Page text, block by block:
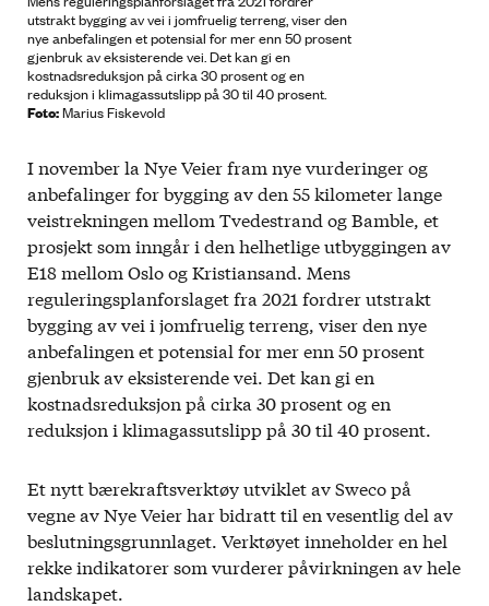
utstrakt bygging av vei i jomfruelig terreng, viser den
nye anbefalingen et potensial for mer enn 50 prosent
gjenbruk av eksisterende vei. Det kan gi en
kostnadsreduksjon på cirka 30 prosent og en
reduksjon i klimagassutslipp på 30 til 40 prosent.
Foto:Marius Fiskevold
I november la Nye Veier fram nye vurderinger og
anbefalinger for bygging av den 55 kilometer lange
veistrekningen mellom Tvedestrand og Bamble, et
prosjekt som inngår i den helhetlige utbyggingen av
E18 mellom Oslo og Kristiansand. Mens
reguleringsplanforslaget fra 2021 fordrer utstrakt
bygging av vei i jomfruelig terreng, viser den nye
anbefalingen et potensial for mer enn 50 prosent
gjenbruk av eksisterende vei. Det kan gi en
kostnadsreduksjon på cirka 30 prosent og en
reduksjon i klimagassutslipp på 30 til 40 prosent.
Et nytt bærekraftsverktøy utviklet av Sweco på
vegne av Nye Veier har bidratt til en vesentlig del av
beslutningsgrunnlaget. Verktøyet inneholder en hel
rekke indikatorer som vurderer påvirkningen av hele
landskapet.